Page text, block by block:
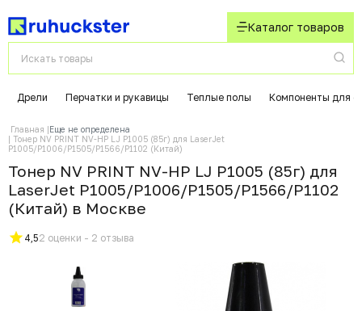
Каталог товаров
Дрели Перчатки и рукавицы Теплые полы Компоненты для
Главная
Еще не определена
Тонер NV PRINT NV-HP LJ P1005 (85г) для LaserJet
P1005/P1006/P1505/P1566/P1102 (Китай)
Тонер NV PRINT NV-HP LJ P1005 (85г) для
LaserJet P1005/P1006/P1505/P1566/P1102
(Китай) в Москвe
4,52 оценки - 2 отзыва